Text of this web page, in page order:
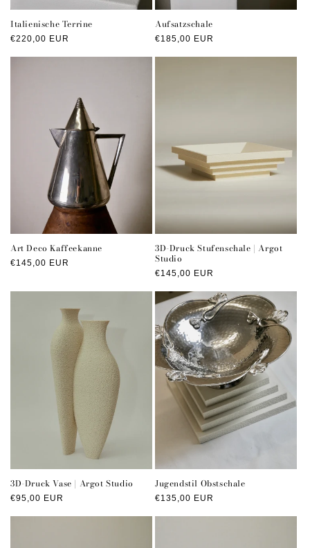
Italienische Terrine
Normaler
€220,00 EUR
Aufsatzschale
Normaler
€185,00 EUR
Art Deco Kaffeekanne
Normaler
€145,00 EUR
3D-Druck Stufenschale | Argot
Studio
Normaler
€145,00 EUR
3D-Druck Vase | Argot Studio
Normaler
€95,00 EUR
Jugendstil Obstschale
Normaler
€135,00 EUR